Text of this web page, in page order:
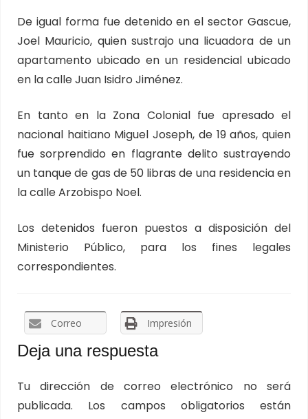
De igual forma fue detenido en el sector Gascue,
Joel Mauricio, quien sustrajo una licuadora de un
apartamento ubicado en un residencial ubicado
en la calle Juan Isidro Jiménez.
En tanto en la Zona Colonial fue apresado el
nacional haitiano Miguel Joseph, de 19 años, quien
fue sorprendido en flagrante delito sustrayendo
un tanque de gas de 50 libras de una residencia en
la calle Arzobispo Noel.
Los detenidos fueron puestos a disposición del
Ministerio Público, para los fines legales
correspondientes.
Correo Impresión
Deja una respuesta
Tu dirección de correo electrónico no será
publicada.
Los campos obligatorios están